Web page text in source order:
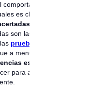
y
es clave para
son las
pruebas
a menudo se
esenciales
para aplicarlas